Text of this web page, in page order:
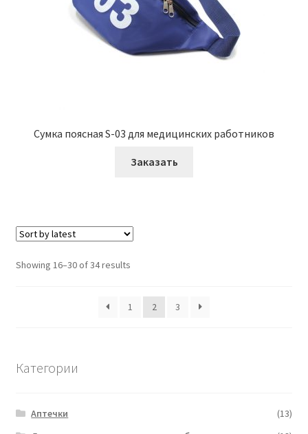
Сумка поясная S-03 для медицинских работников
Заказать
Showing 16–30 of 34 results
1 2 3
Категории
Аптечки
(13)